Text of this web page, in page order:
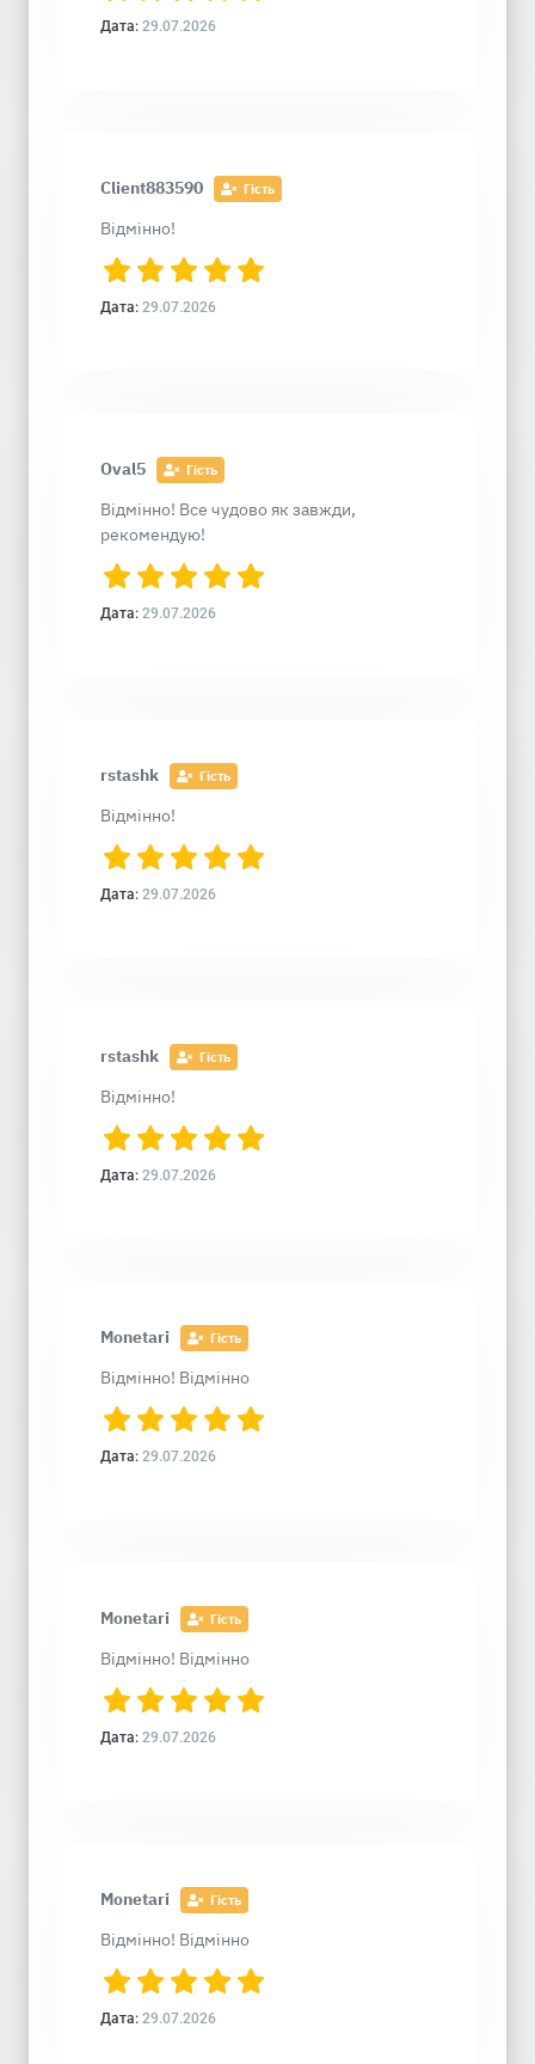
Дата: 29.07.2026
Client883590 Гість
Відмінно!
Дата: 29.07.2026
Oval5 Гість
Відмінно! Все чудово як завжди,
рекомендую!
Дата: 29.07.2026
rstashk Гість
Відмінно!
Дата: 29.07.2026
rstashk Гість
Відмінно!
Дата: 29.07.2026
Monetari Гість
Відмінно! Відмінно
Дата: 29.07.2026
Monetari Гість
Відмінно! Відмінно
Дата: 29.07.2026
Monetari Гість
Відмінно! Відмінно
Дата: 29.07.2026